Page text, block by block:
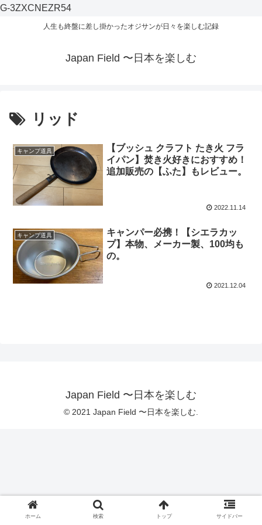
G-3ZXCNEZR54
人生も終盤に差し掛かったオジサンが日々を楽しむ記録
Japan Field 〜日本を楽しむ
リッド
キャンプ道具
【ブッシュ クラフト たき火 フラ
イパン】焚き火好きにおすすめ！
追加販売の【ふた】もレビュー。
2022.11.14
キャンプ道具
キャンパー必携！【シエラカッ
プ】本物、メーカー製、100均も
の。
2021.12.04
Japan Field 〜日本を楽しむ
© 2021 Japan Field 〜日本を楽しむ.
ホーム 検索 トップ サイドバー